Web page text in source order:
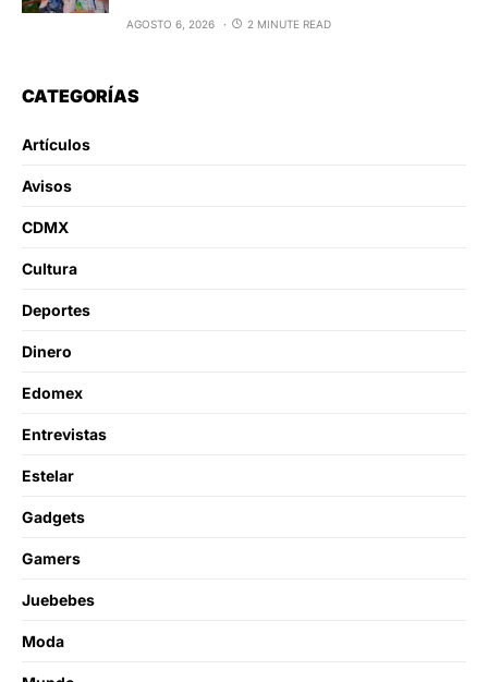
AGOSTO 6, 2026 2 MINUTE READ
CATEGORÍAS
Artículos
Avisos
CDMX
Cultura
Deportes
Dinero
Edomex
Entrevistas
Estelar
Gadgets
Gamers
Juebebes
Moda